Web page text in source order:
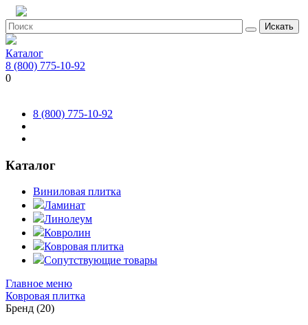
Искать
Каталог
8 (800) 775-10-92
0
8 (800) 775-10-92
Каталог
Виниловая плитка
Ламинат
Линолеум
Ковролин
Ковровая плитка
Сопутствующие товары
Главное меню
Ковровая плитка
Бренд (20)